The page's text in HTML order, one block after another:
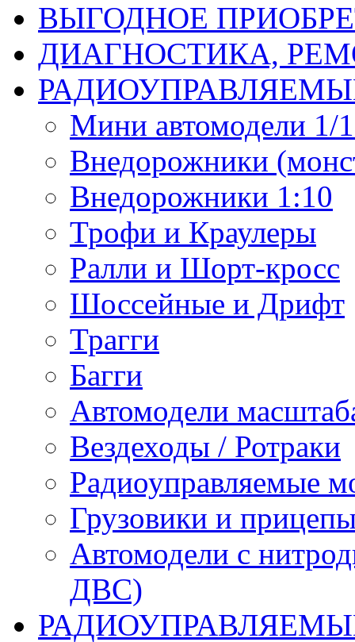
ВЫГОДНОЕ
ДИАГНОСТИКА,
Мини автомодели 1/
Внедорожники
Внедорожники 1:10
Трофи и Краулеры
Ралли и Шорт-кросс
Шоссейные и Дрифт
Трагги
Багги
Автомодели
Вездеходы / Ротраки
Радиоуправляемые
Грузовики и
Автомодели с
ДВС)